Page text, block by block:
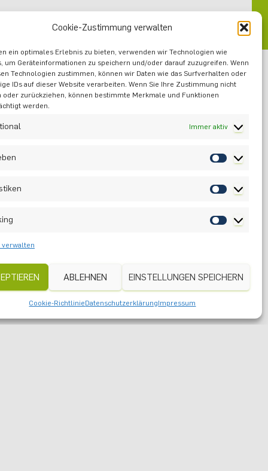
Cookie-Zustimmung verwalten
ein optimales Erlebnis zu bieten, verwenden wir Technologien wie
um Geräteinformationen zu speichern und/oder darauf zuzugreifen. Wenn
Technologien zustimmen, können wir Daten wie das Surfverhalten oder
IDs auf dieser Website verarbeiten. Wenn Sie Ihre Zustimmung nicht
zurückziehen, können bestimmte Merkmale und Funktionen
werden.
Immer aktiv
verwalten
ABLEHNEN EINSTELLUNGEN SPEICHERN
Cookie-RichtlinieDatenschutzerklärungImpressum